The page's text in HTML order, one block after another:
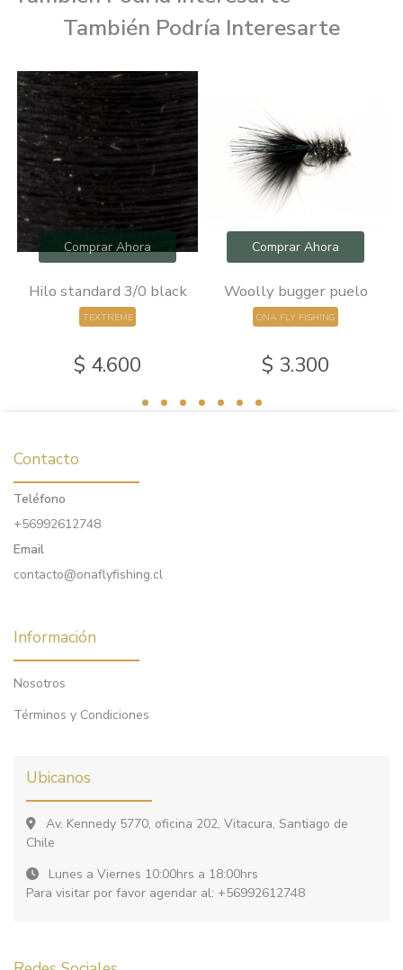
También Podría Interesarte
Comprar Ahora
Hilo standard 3/0 black
TEXTREME
$ 4.600
Comprar Ahora
Woolly bugger puelo
ONA FLY FISHING
$ 3.300
Contacto
Teléfono
+56992612748
Email
contacto@onaflyfishing.cl
Información
Nosotros
Términos y Condiciones
Ubicanos
Av. Kennedy 5770, oficina 202, Vitacura, Santiago de
Chile
Lunes a Viernes 10:00hrs a 18:00hrs
Para visitar por favor agendar al: +56992612748